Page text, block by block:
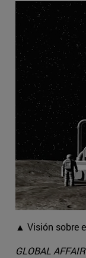
▲ Visión sobre
GLOBAL